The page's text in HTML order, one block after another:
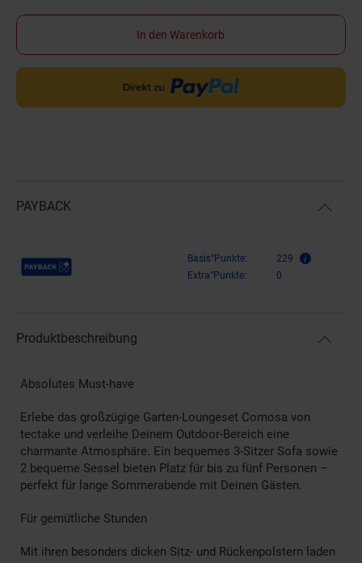
In den Warenkorb
PAYBACK
Payback Punkte Basis°Punkte:
229
Extra°Punkte:
0
Produktbeschreibung
Absolutes Must-have
Erlebe das großzügige Garten-Loungeset Comosa von
tectake und verleihe Deinem Outdoor-Bereich eine
charmante Atmosphäre. Ein bequemes 3-Sitzer Sofa sowie
2 bequeme Sessel bieten Platz für bis zu fünf Personen –
perfekt für lange Sommerabende mit Deinen Gästen.
Für gemütliche Stunden
Mit ihren besonders dicken Sitz- und Rückenpolstern laden